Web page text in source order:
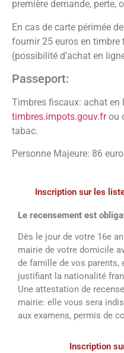
première demande, perte,
En cas de carte périmée
fournir 25 euros en
(possibilité d’achat en
Passeport:
Timbres fiscaux: achat en
timbres.impots.gouv.frou
tabac.
Personne Majeure: 86
Inscription sur les
Le recensement est
Dès le jour de votre 16e
mairie de votre domicile
de famille de vos parents,
justifiant la nationalité
Une attestation de
mairie: elle vous sera
aux examens, permis de
Inscription